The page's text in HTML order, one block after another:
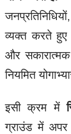
व्यक्त करते हुए
और
नियमित
इसी क्रम में
ग्राउंड में